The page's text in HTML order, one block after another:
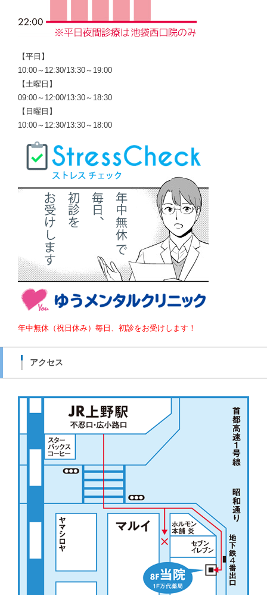
【平日】
10:00～12:30/13:30～19:00
【土曜日】
09:00～12:00/13:30～18:30
【日曜日】
10:00～12:30/13:30～18:00
年中無休（祝日休み）毎日、初診をお受けします！
アクセス